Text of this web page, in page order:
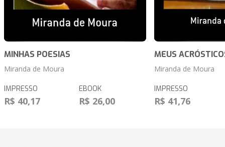
MINHAS POESIAS
Miranda de Moura
IMPRESSO
R$ 40,17
EBOOK
R$ 26,00
MEUS
Miranda de Moura
IMPRESSO
R$ 41,76